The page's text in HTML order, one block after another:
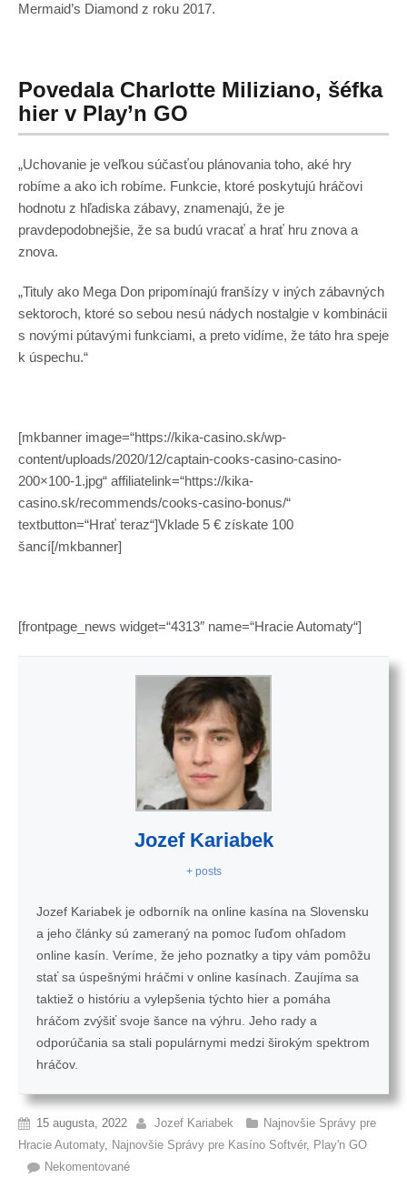
Mermaid’s Diamond z roku 2017.
Povedala Charlotte Miliziano, šéfka
hier v Play’n GO
„Uchovanie je veľkou súčasťou plánovania toho, aké hry
robíme a ako ich robíme. Funkcie, ktoré poskytujú hráčovi
hodnotu z hľadiska zábavy, znamenajú, že je
pravdepodobnejšie, že sa budú vracať a hrať hru znova a
znova.
„Tituly ako Mega Don pripomínajú franšízy v iných zábavných
sektoroch, ktoré so sebou nesú nádych nostalgie v kombinácii
s novými pútavými funkciami, a preto vidíme, že táto hra speje
k úspechu.“
[mkbanner image=“https://kika-casino.sk/wp-
content/uploads/2020/12/captain-cooks-casino-casino-
200×100-1.jpg“ affiliatelink=“https://kika-
casino.sk/recommends/cooks-casino-bonus/“
textbutton=“Hrať teraz“]Vklade 5 € získate 100
šancí[/mkbanner]
[frontpage_news widget=“4313″ name=“Hracie Automaty“]
Jozef Kariabek
+ posts
Jozef Kariabek je odborník na online kasína na Slovensku
a jeho články sú zameraný na pomoc ľuďom ohľadom
online kasín. Veríme, že jeho poznatky a tipy vám pomôžu
stať sa úspešnými hráčmi v online kasínach. Zaujíma sa
taktiež o históriu a vylepšenia týchto hier a pomáha
hráčom zvýšiť svoje šance na výhru. Jeho rady a
odporúčania sa stali populárnymi medzi širokým spektrom
hráčov.
15 augusta, 2022 Jozef Kariabek
Najnovšie Správy pre
Hracie Automaty, Najnovšie Správy pre Kasíno Softvér, Play'n GO
Nekomentované